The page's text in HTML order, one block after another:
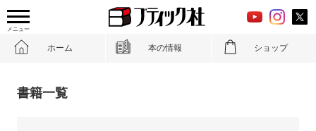
メニュー
ホーム 本の情報 ショップ
書籍一覧